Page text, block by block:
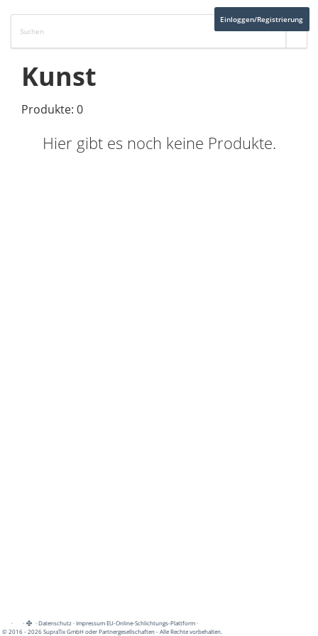
Einloggen/Registrierung
Kunst
Produkte: 0
Hier gibt es noch keine Produkte.
· · ·Datenschutz·Impressum EU-Online-Schlichtungs-Plattform·
© 2016 - 2026 SupraTix GmbH oder Partnergesellschaften - Alle Rechte vorbehalten.